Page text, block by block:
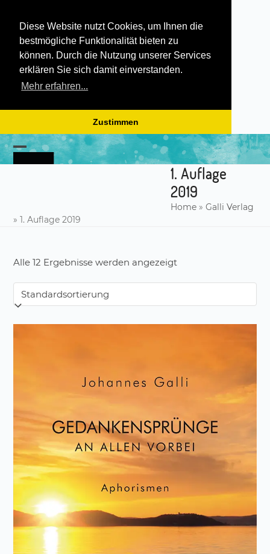
Diese Website nutzt Cookies, um Ihnen die
bestmögliche Funktionalität bieten zu
können. Durch die Nutzung unserer Services
erklären Sie sich damit einverstanden.
Mehr erfahren...
Zustimmen
Skip
to
content
Open
Close
1. Auflage
2019
Home» Galli Verlag
»1. Auflage 2019
Alle 12 Ergebnisse werden angezeigt